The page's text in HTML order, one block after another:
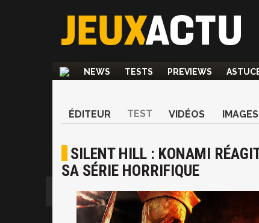
NEWS TESTS PREVIEWS
ÉDITEUR TEST VIDÉOS IMAGES
SILENT HILL : KONAMI
SA SÉRIE HORRIFIQUE